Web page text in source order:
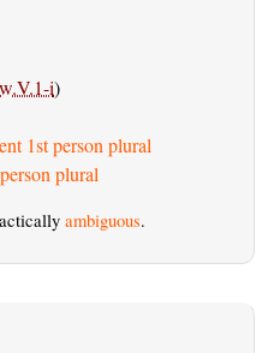
i)
1st person plural
plural
ambiguous.